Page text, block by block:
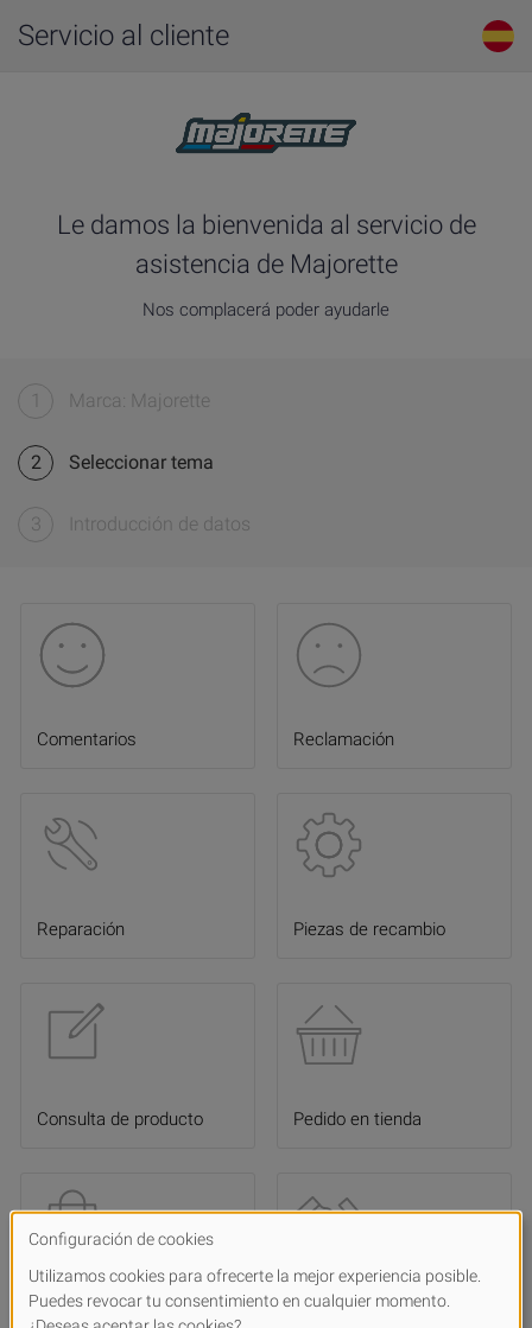
Servicio al cliente
Le damos la bienvenida al servicio de
asistencia de Majorette
Nos complacerá poder ayudarle
1 Marca: Majorette
2 Seleccionar tema
3 Introducción de datos
Comentarios Reclamación
Reparación Piezas de recambio
Consulta de producto Pedido en tienda
Hacerse distribuidor Solicitud de donación